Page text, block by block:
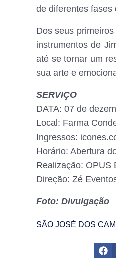
de diferentes fases
Dos seus
instrumentos de
até se tornar um
sua arte e
SERVIÇO
DATA: 07 de
Local: Farma
Ingressos:
Horário: Abertura
Realização: OPUS
Direção: Zé
Foto: Divulgação
SÃO JOSÉ DOS